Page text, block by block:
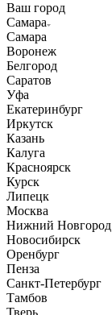
Ваш город
Самара
Самара
Воронеж
Белгород
Саратов
Уфа
Екатеринбург
Иркутск
Казань
Калуга
Красноярск
Курск
Липецк
Москва
Нижний Новгород
Новосибирск
Оренбург
Пенза
Санкт-Петербург
Тамбов
Тверь